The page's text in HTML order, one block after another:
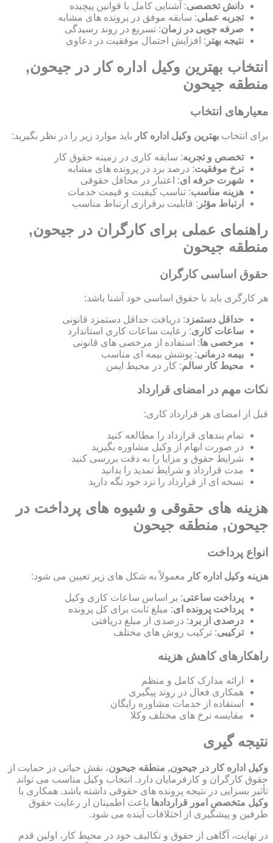
دانش تخصصی: آشنایی کامل با قوانین پیچیده
تجربه عملی: سابقه موفق در پرونده های مشابه
صرفه جویی در زمان: تسریع در روند رسیدگی
نتیجه بهتر : افزایش احتمال موفقیت در دعاوی
انتخاب بهترین وکیل اداره کار در جیحون,
منطقه جیحون
معیارهای انتخاب
برای انتخاب بهترین وکیل اداره کار باید موارد زیر را در نظر بگیرید:
تخصص و تجربه: سابقه کاری در زمینه حقوق کار
نرخ موفقیت: درصد برد در پرونده های مشابه
شهرت حرفه ای: اعتبار در محافل حقوقی
هزینه مناسب: تناسب کیفیت و قیمت خدمات
ارتباط مؤثر : قابلیت برقراری ارتباط مناسب
راهنمای عملی برای کارگران در جیحون,
منطقه جیحون
حقوق اساسی کارگران
هر کارگری باید با حقوق اساسی خود آشنا باشد:
حداقل دستمزد: دریافت حداقل دستمزد قانونی
ساعات کاری: رعایت ساعات کاری استاندارد
مرخصی ها: استفاده از مرخصی های قانونی
بیمه درمانی: پوشش بیمه ای مناسب
محیط کار سالم: کار در محیط ایمن
نکات مهم در امضای قرارداد
قبل از امضای هر قرارداد کاری:
تمام بندهای قرارداد را مطالعه کنید
در صورت ابهام از وکیل مشاوره بگیرید
شرایط حقوق و مزایا را به دقت بررسی کنید
مدت قرارداد و شرایط تمدید را بدانید
نسخه ای از قرارداد را نزد خود نگه دارید
هزینه های حقوقی و شیوه های پرداخت در
جیحون, منطقه جیحون
انواع پرداخت
هزینه وکیل اداره کار معمولاً به شکل های زیر تعیین می شود:
پرداخت ساعتی: بر اساس ساعات کاری وکیل
پرداخت پرونده ای: مبلغ ثابت برای کل پرونده
درصدی از برد: درصدی از مبلغ دریافتی
ترکیبی: ترکیب روش های مختلف
راهکارهای کاهش هزینه
ارائه مدارک کامل و منظم
همکاری فعال در روند پیگیری
استفاده از خدمات مشاوره رایگان
مقایسه نرخ های مختلف وکلا
نتیجه گیری
وکیل اداره کار در جیحون, منطقه جیحون، نقش حیاتی در حمایت از
حقوق کارگران و کارفرمایان دارد. انتخاب وکیل مناسب می تواند
تأثیر بسزایی در نتیجه پرونده های حقوقی داشته باشد. همکاری با
وکیل متخصص امور قراردادها باعث اطمینان از رعایت حقوق
طرفین و پیشگیری از اختلافات آینده می شود.
در نهایت، آگاهی از حقوق و تکالیف خود در محیط کار، اولین قدم